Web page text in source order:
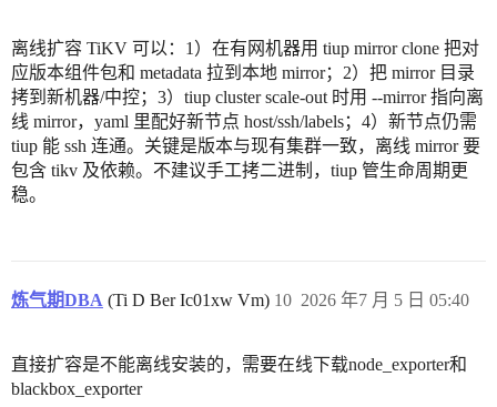
离线扩容 TiKV 可以：1）在有网机器用 tiup mirror clone 把对
应版本组件包和 metadata 拉到本地 mirror；2）把 mirror 目录
拷到新机器/中控；3）tiup cluster scale-out 时用 --mirror 指向离
线 mirror，yaml 里配好新节点 host/ssh/labels；4）新节点仍需
tiup 能 ssh 连通。关键是版本与现有集群一致，离线 mirror 要
包含 tikv 及依赖。不建议手工拷二进制，tiup 管生命周期更
稳。
炼气期DBA (Ti D Ber Ic01xw Vm) 2026 年7 月 5 日 05:40
10
直接扩容是不能离线安装的，需要在线下载node_exporter和
blackbox_exporter